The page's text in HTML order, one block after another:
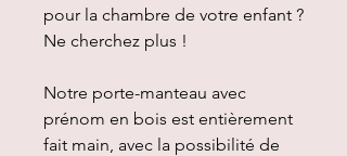
pour la chambre de votre enfant ?
Ne cherchez plus !
Notre porte-manteau avec
prénom en bois est entièrement
fait main, avec la possibilité de